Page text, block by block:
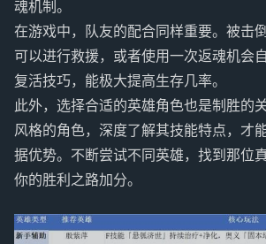
魂机制。
在游戏中，队友的配合同样重要。被击
可以进行救援，或者使用一次返魂机会
复活技巧，能极大提高生存几率。
此外，选择合适的英雄角色也是制胜的
风格的角色，深度了解其技能特点，才
据优势。不断尝试不同英雄，找到那位
你的胜利之路加分。